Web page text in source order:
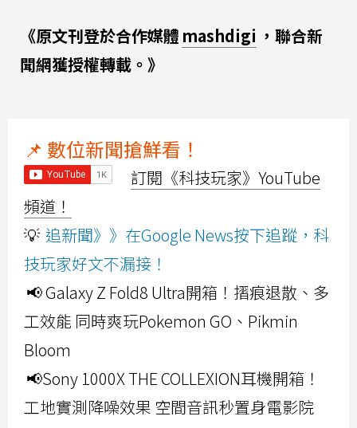
《原文刊登於合作媒體 mashdigi ，聯合新
聞網獲授權轉載。》
📌 數位新聞搶鮮看！
訂閱《科技玩家》YouTube
頻道！
💡 追新聞》》在Google News按下追蹤，科
技玩家好文不漏接！
📢 Galaxy Z Fold8 Ultra開箱！摺痕退散、多
工效能 同時爽玩Pokemon GO、Pikmin
Bloom
📢Sony 1000X THE COLLEXION耳機開箱！
工地實測降噪效果 空間音訊秒置身電影院